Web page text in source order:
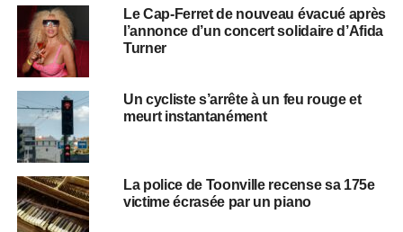
Le Cap-Ferret de nouveau évacué après
l’annonce d’un concert solidaire d’Afida
Turner
Un cycliste s’arrête à un feu rouge et
meurt instantanément
La police de Toonville recense sa 175e
victime écrasée par un piano